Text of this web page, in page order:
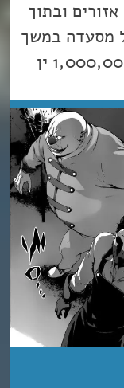
ובתוך
מסעדה במשך
שלושה ימים ולהגיע לרווח של 1,000,000 ין